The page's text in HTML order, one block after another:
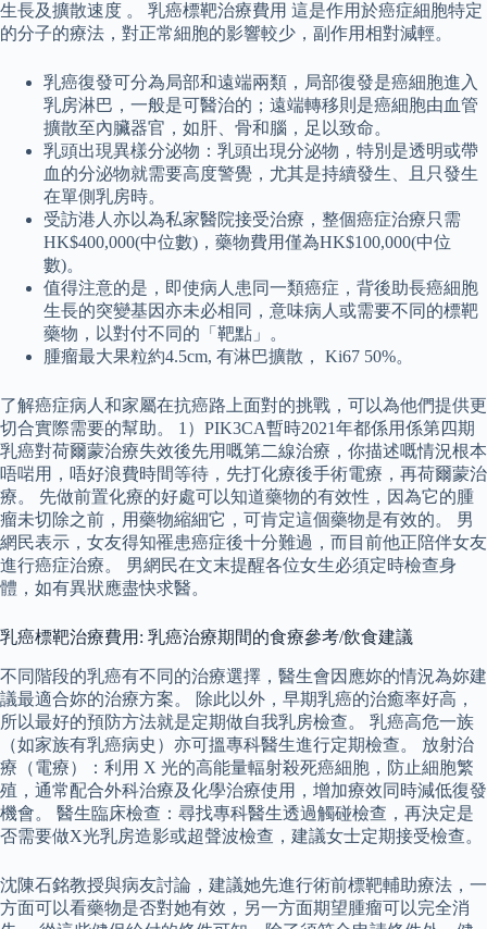
生長及擴散速度 。 乳癌標靶治療費用 這是作用於癌症細胞特定
的分子的療法，對正常細胞的影響較少，副作用相對減輕。
乳癌復發可分為局部和遠端兩類，局部復發是癌細胞進入
乳房淋巴，一般是可醫治的；遠端轉移則是癌細胞由血管
擴散至內臟器官，如肝、骨和腦，足以致命。
乳頭出現異樣分泌物：乳頭出現分泌物，特別是透明或帶
血的分泌物就需要高度警覺，尤其是持續發生、且只發生
在單側乳房時。
受訪港人亦以為私家醫院接受治療，整個癌症治療只需
HK$400,000(中位數)，藥物費用僅為HK$100,000(中位
數)。
值得注意的是，即使病人患同一類癌症，背後助長癌細胞
生長的突變基因亦未必相同，意味病人或需要不同的標靶
藥物，以對付不同的「靶點」。
腫瘤最大果粒約4.5cm, 有淋巴擴散， Ki67 50%。
了解癌症病人和家屬在抗癌路上面對的挑戰，可以為他們提供更
切合實際需要的幫助。 1）PIK3CA暫時2021年都係用係第四期
乳癌對荷爾蒙治療失效後先用嘅第二線治療，你描述嘅情況根本
唔啱用，唔好浪費時間等待，先打化療後手術電療，再荷爾蒙治
療。 先做前置化療的好處可以知道藥物的有效性，因為它的腫
瘤未切除之前，用藥物縮細它，可肯定這個藥物是有效的。 男
網民表示，女友得知罹患癌症後十分難過，而目前他正陪伴女友
進行癌症治療。 男網民在文末提醒各位女生必須定時檢查身
體，如有異狀應盡快求醫。
乳癌標靶治療費用: 乳癌治療期間的食療參考/飲食建議
不同階段的乳癌有不同的治療選擇，醫生會因應妳的情況為妳建
議最適合妳的治療方案。 除此以外，早期乳癌的治癒率好高，
所以最好的預防方法就是定期做自我乳房檢查。 乳癌高危一族
（如家族有乳癌病史）亦可搵專科醫生進行定期檢查。 放射治
療（電療）：利用 X 光的高能量輻射殺死癌細胞，防止細胞繁
殖，通常配合外科治療及化學治療使用，增加療效同時減低復發
機會。 醫生臨床檢查：尋找專科醫生透過觸碰檢查，再決定是
否需要做X光乳房造影或超聲波檢查，建議女士定期接受檢查。
沈陳石銘教授與病友討論，建議她先進行術前標靶輔助療法，一
方面可以看藥物是否對她有效，另一方面期望腫瘤可以完全消